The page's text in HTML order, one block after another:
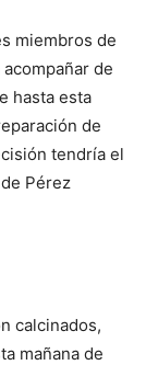
miembros de
de
hasta esta
de
tendría el
de Pérez
calcinados,
mañana de